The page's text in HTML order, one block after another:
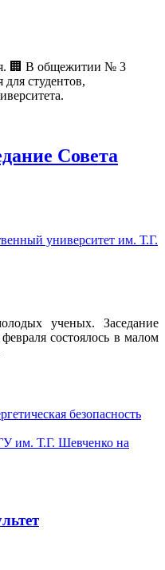
🏢 В общежитии № 3
для студентов,
Совета
университет им. Т.Г.
ученых. Заседание
состоялось в малом
безопасность
им. Т.Г. Шевченко на